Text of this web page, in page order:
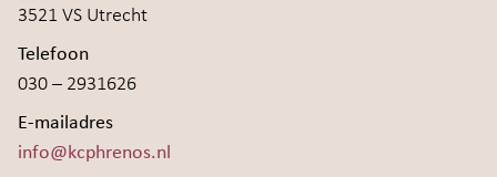
3521 VS Utrecht
Telefoon
030 – 2931626
E-mailadres
info@kcphrenos.nl